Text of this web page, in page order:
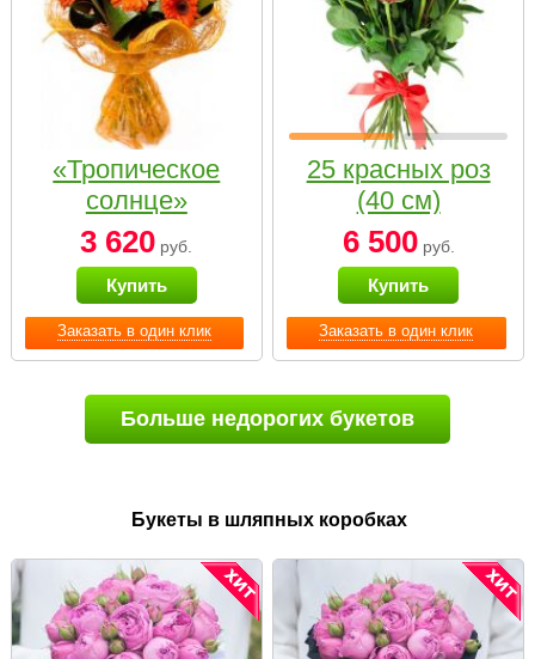
Заказать в один клик
«Тропическое
солнце»
3 620 руб.
Купить
Заказать в один клик
25 красных роз
(40 см)
6 500руб.
Купить
Больше недорогих букетов
Букеты в шляпных коробках